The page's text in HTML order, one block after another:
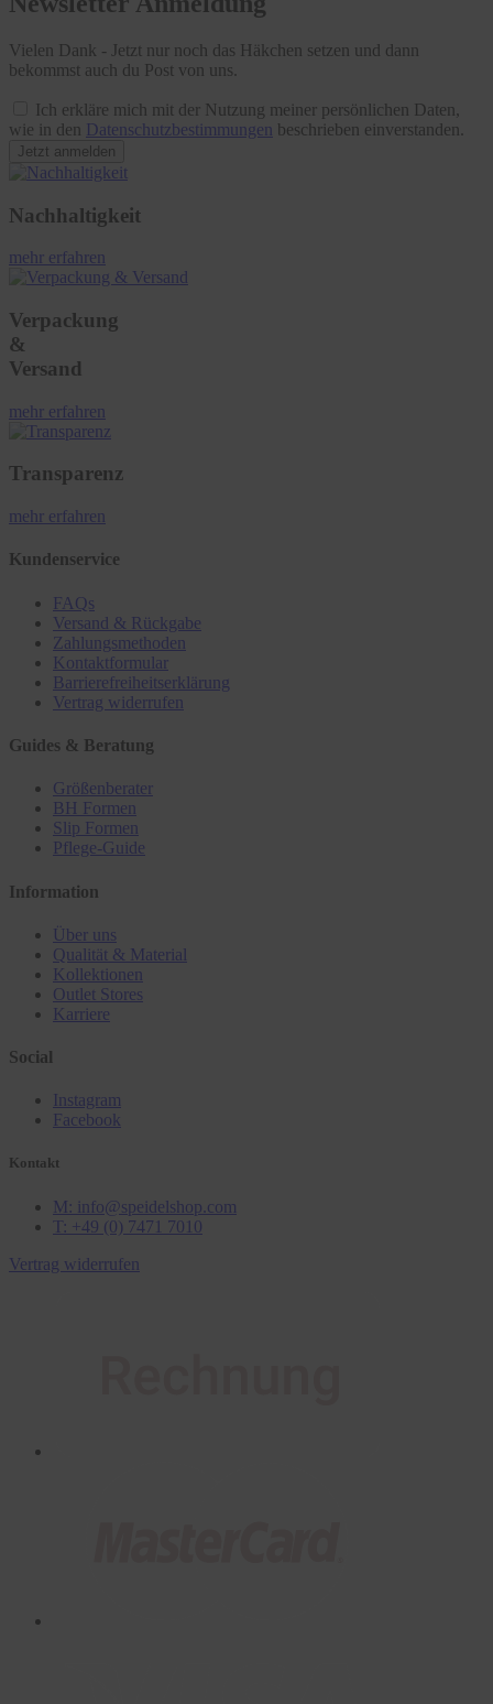
Vielen Dank - Jetzt nur noch das Häkchen setzen und dann
bekommst auch du Post von uns.
Ich erkläre mich mit der Nutzung meiner persönlichen Daten,
wie in den Datenschutzbestimmungen beschrieben einverstanden.
Jetzt anmelden
Nachhaltigkeit
mehr erfahren
Verpackung
&
Versand
mehr erfahren
Transparenz
mehr erfahren
Kundenservice
FAQs
Versand & Rückgabe
Zahlungsmethoden
Kontaktformular
Barrierefreiheitserklärung
Vertrag widerrufen
Guides & Beratung
Größenberater
BH Formen
Slip Formen
Pflege-Guide
Information
Über uns
Qualität & Material
Kollektionen
Outlet Stores
Karriere
Social
Instagram
Facebook
Kontakt
M: info@speidelshop.com
T: +49 (0) 7471 7010
Vertrag widerrufen